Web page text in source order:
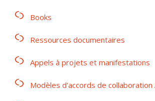
Books
Ressources documentaires
Appels à projets et manifestations
Modèles d’accords de collaboration